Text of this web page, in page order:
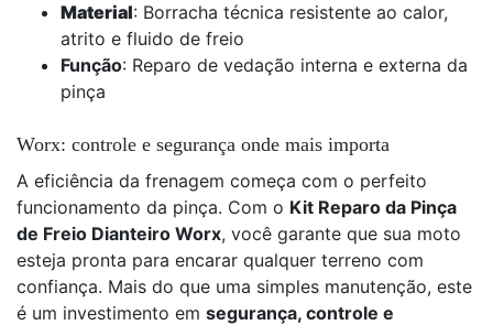
Material: Borracha técnica resistente ao calor,
atrito e fluido de freio
Função: Reparo de vedação interna e externa da
pinça
Worx: controle e segurança onde mais importa
A eficiência da frenagem começa com o perfeito
funcionamento da pinça. Com o Kit Reparo da Pinça
de Freio Dianteiro Worx, você garante que sua moto
esteja pronta para encarar qualquer terreno com
confiança. Mais do que uma simples manutenção, este
é um investimento em segurança, controle e